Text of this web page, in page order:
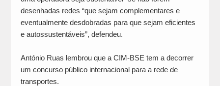
desenhadas redes “que sejam complementares e
eventualmente desdobradas para que sejam eficientes
e autossustentáveis”, defendeu.
António Ruas lembrou que a CIM-BSE tem a decorrer
um concurso público internacional para a rede de
transportes.